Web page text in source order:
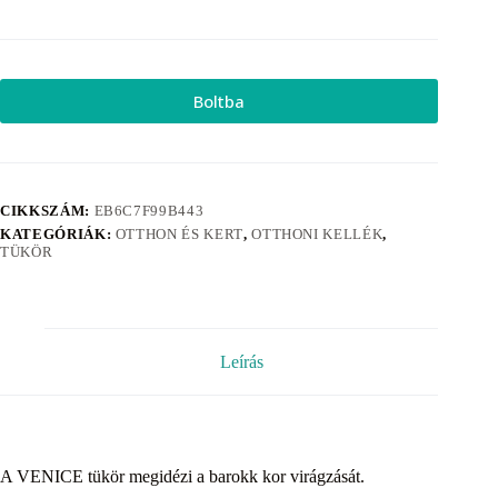
Boltba
CIKKSZÁM: EB6C7F99B443
KATEGÓRIÁK: OTTHON ÉS KERT,OTTHONI KELLÉK,
TÜKÖR
Leírás
A VENICE tükör megidézi a barokk kor virágzását.